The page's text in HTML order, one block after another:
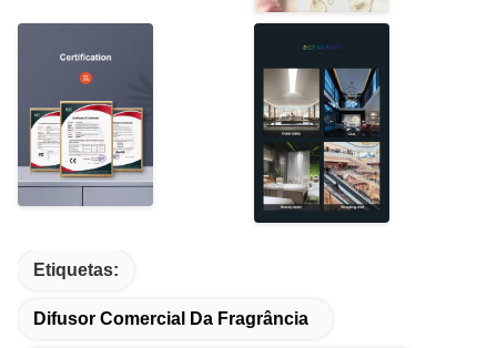
Etiquetas:
Difusor Comercial Da Fragrância